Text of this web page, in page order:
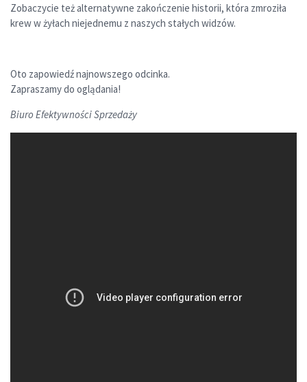
Zobaczycie też alternatywne zakończenie historii, która zmroziła
krew w żyłach niejednemu z naszych stałych widzów.
Oto zapowiedź najnowszego odcinka.
Zapraszamy do oglądania!
Biuro Efektywności Sprzedaży